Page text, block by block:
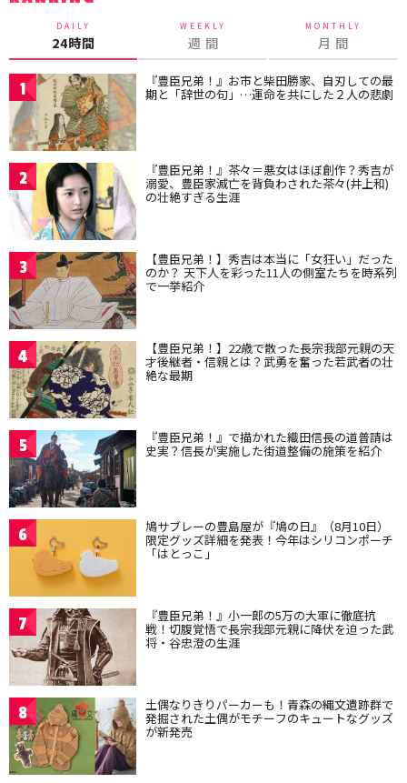
DAILY
24時間
WEEKLY
週 間
MONTHLY
月 間
1 『豊臣兄弟！』お市と柴田勝家、自刃しての最
期と「辞世の句」…運命を共にした２人の悲劇
2 『豊臣兄弟！』茶々＝悪女はほぼ創作？秀吉が
溺愛、豊臣家滅亡を背負わされた茶々(井上和)
の壮絶すぎる生涯
3 【豊臣兄弟！】秀吉は本当に「女狂い」だった
のか？ 天下人を彩った11人の側室たちを時系列
で一挙紹介
4 【豊臣兄弟！】22歳で散った長宗我部元親の天
才後継者・信親とは？武勇を奮った若武者の壮
絶な最期
5 『豊臣兄弟！』で描かれた織田信長の道普請は
史実？信長が実施した街道整備の施策を紹介
6 鳩サブレーの豊島屋が『鳩の日』（8月10日）
限定グッズ詳細を発表！今年はシリコンポーチ
「はとっこ」
7 『豊臣兄弟！』小一郎の5万の大軍に徹底抗
戦！切腹覚悟で長宗我部元親に降伏を迫った武
将・谷忠澄の生涯
8 土偶なりきりパーカーも！青森の縄文遺跡群で
発掘された土偶がモチーフのキュートなグッズ
が新発売